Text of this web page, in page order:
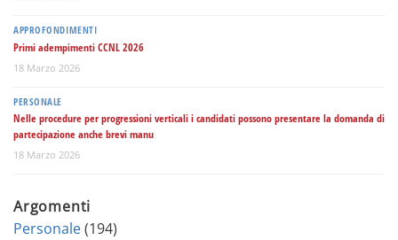
APPROFONDIMENTI
Primi adempimenti CCNL 2026
18 Marzo 2026
PERSONALE
Nelle procedure per progressioni verticali i candidati possono presentare la domanda di
partecipazione anche brevi manu
18 Marzo 2026
Argomenti
Personale(194)